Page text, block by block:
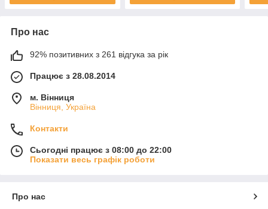
Про нас
92% позитивних з 261 відгука за рік
Працює з 28.08.2014
м. Вінниця
Вінниця, Україна
Контакти
Сьогодні працює з 08:00 до 22:00
Показати весь графік роботи
Про нас